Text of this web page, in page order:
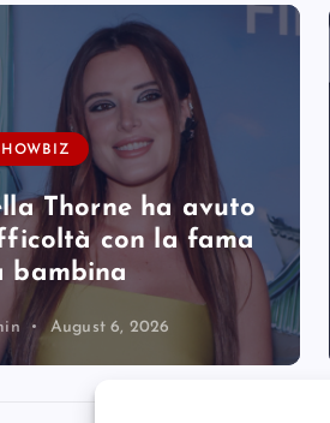
Thorne ha avuto
con la fama
bambina
August 6, 2026